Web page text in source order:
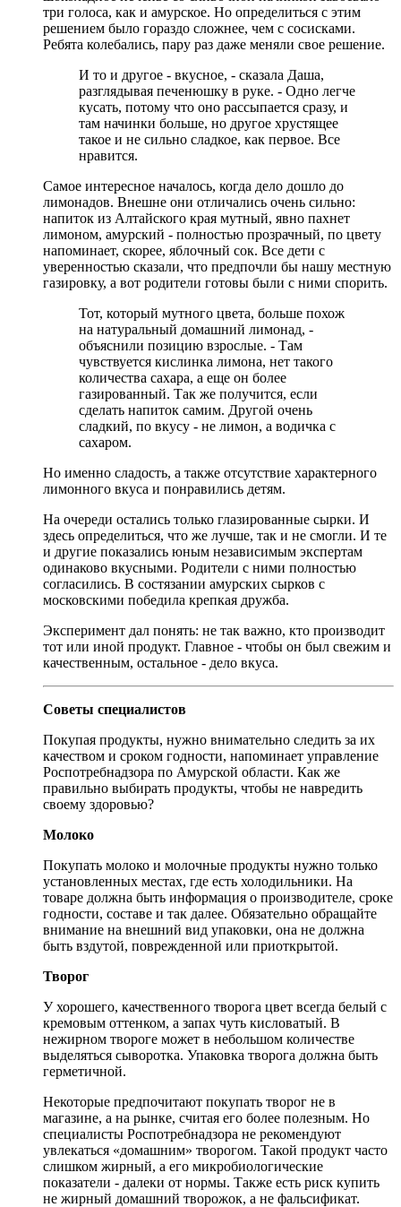
три голоса, как и амурское. Но определиться с этим
решением было гораздо сложнее, чем с сосисками.
Ребята колебались, пару раз даже меняли свое решение.
И то и другое - вкусное, - сказала Даша,
разглядывая печенюшку в руке. - Одно легче
кусать, потому что оно рассыпается сразу, и
там начинки больше, но другое хрустящее
такое и не сильно сладкое, как первое. Все
нравится.
Самое интересное началось, когда дело дошло до
лимонадов. Внешне они отличались очень сильно:
напиток из Алтайского края мутный, явно пахнет
лимоном, амурский - полностью прозрачный, по цвету
напоминает, скорее, яблочный сок. Все дети с
уверенностью сказали, что предпочли бы нашу местную
газировку, а вот родители готовы были с ними спорить.
Тот, который мутного цвета, больше похож
на натуральный домашний лимонад, -
объяснили позицию взрослые. - Там
чувствуется кислинка лимона, нет такого
количества сахара, а еще он более
газированный. Так же получится, если
сделать напиток самим. Другой очень
сладкий, по вкусу - не лимон, а водичка с
сахаром.
Но именно сладость, а также отсутствие характерного
лимонного вкуса и понравились детям.
На очереди остались только глазированные сырки. И
здесь определиться, что же лучше, так и не смогли. И те
и другие показались юным независимым экспертам
одинаково вкусными. Родители с ними полностью
согласились. В состязании амурских сырков с
московскими победила крепкая дружба.
Эксперимент дал понять: не так важно, кто производит
тот или иной продукт. Главное - чтобы он был свежим и
качественным, остальное - дело вкуса.
Советы специалистов
Покупая продукты, нужно внимательно следить за их
качеством и сроком годности, напоминает управление
Роспотребнадзора по Амурской области. Как же
правильно выбирать продукты, чтобы не навредить
своему здоровью?
Молоко
Покупать молоко и молочные продукты нужно только
установленных местах, где есть холодильники. На
товаре должна быть информация о производителе, сроке
годности, составе и так далее. Обязательно обращайте
внимание на внешний вид упаковки, она не должна
быть вздутой, поврежденной или приоткрытой.
Творог
У хорошего, качественного творога цвет всегда белый с
кремовым оттенком, а запах чуть кисловатый. В
нежирном твороге может в небольшом количестве
выделяться сыворотка. Упаковка творога должна быть
герметичной.
Некоторые предпочитают покупать творог не в
магазине, а на рынке, считая его более полезным. Но
специалисты Роспотребнадзора не рекомендуют
увлекаться «домашним» творогом. Такой продукт часто
слишком жирный, а его микробиологические
показатели - далеки от нормы. Также есть риск купить
не жирный домашний творожок, а не фальсификат.